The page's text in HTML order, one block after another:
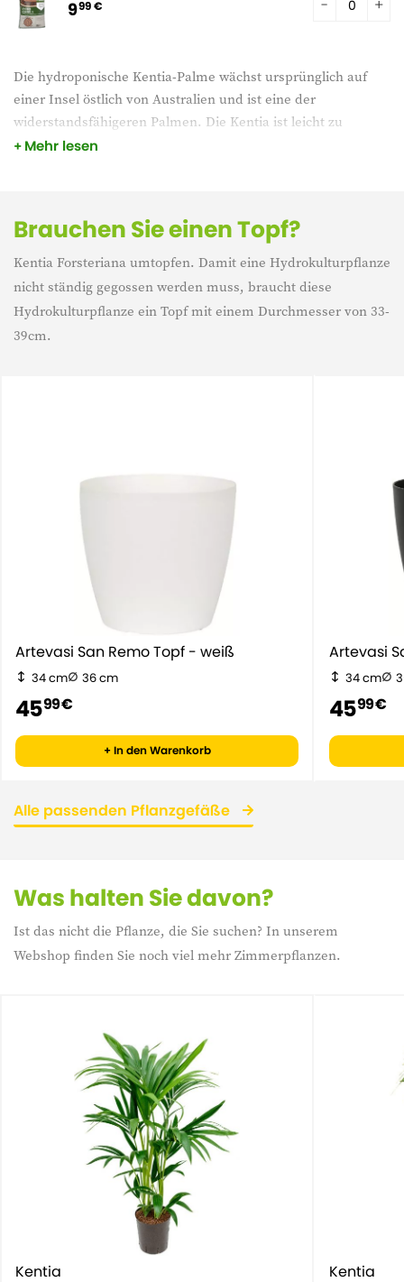
Die hydroponische Kentia-Palme wächst ursprünglich auf
einer Insel östlich von Australien und ist eine der
widerstandsfähigeren Palmen. Die Kentia ist leicht zu
pflegen. Stellen Sie diese beliebte Palme an einen
Mehr lesen
999 €
Brauchen Sie einen Topf?
Kentia Forsteriana umtopfen. Damit eine Hydrokulturpflanze
nicht ständig gegossen werden muss, braucht diese
Hydrokulturpflanze ein Topf mit einem Durchmesser von 33-
39cm.
Artevasi San Remo Topf - weiß
34 cm 36 cm
4599 €
+ In den Warenkorb
Artevasi
34 cm
4599 €
Alle passenden Pflanzgefäße
Was halten Sie davon?
Ist das nicht die Pflanze, die Sie suchen? In unserem
Webshop finden Sie noch viel mehr Zimmerpflanzen.
Kentia Kentia